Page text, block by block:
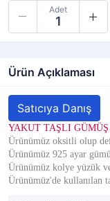
Adet
Ürün Açıklaması
Satıcıya Danış
YAKUT TAŞLI
Ürünümüz oksitli olup
Ürünümüz 925 ayar
Ürünümüz kolye yüzük
Ürünümüz'de kullanılan